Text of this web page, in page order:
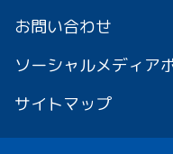
お問い合わせ
ソーシャルメディア
サイトマップ